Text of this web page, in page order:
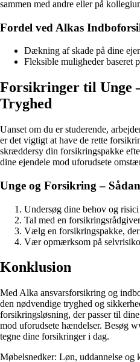
sammen med andre eller på
Fordel ved Alkas
Dækning af skade på dine
Fleksible muligheder baseret
Forsikringer til Unge
Tryghed
Uanset om du er studerende,
er det vigtigt at have de rette
skræddersy din forsikringspakke
dine ejendele mod uforudsete
Unge og Forsikring –
Undersøg dine behov og risici
Tal med en
Vælg en forsikringspakke,
Vær opmærksom på
Konklusion
Med Alka ansvarsforsikring og
den nødvendige tryghed og
forsikringsløsning, der passer til
mod uforudsete hændelser. Besøg
tegne dine forsikringer i dag.
Møbelsnedker: Løn, uddannelse og